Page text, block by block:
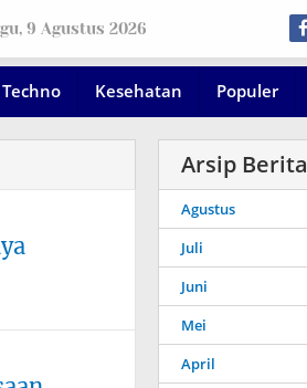
9 Agustus 2026
Techno Kesehatan Populer
Arsip Berita
Agustus
Juli
Juni
Mei
April